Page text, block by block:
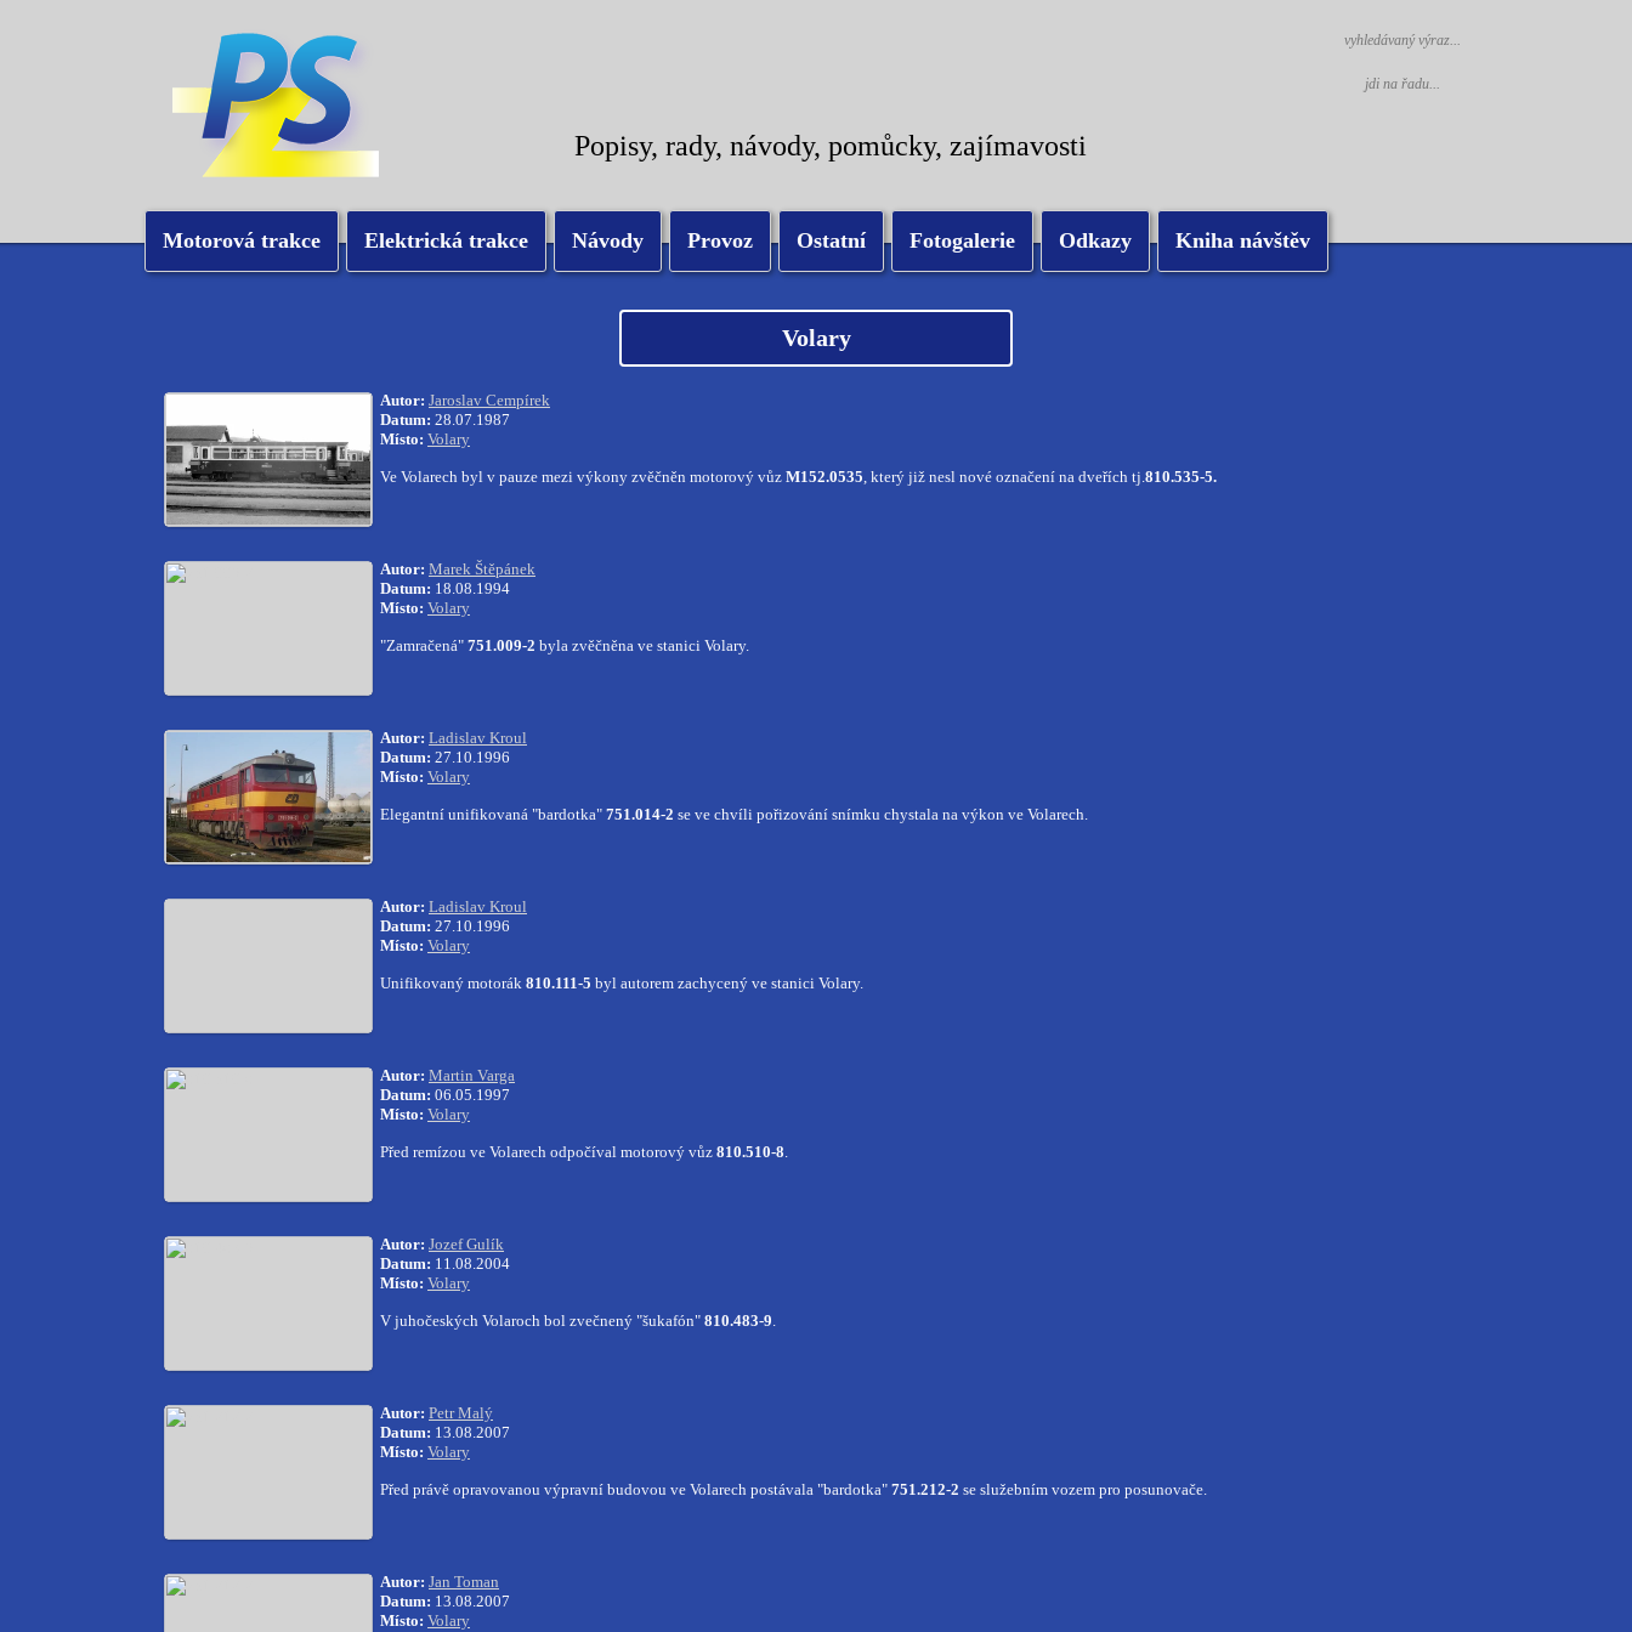
Popisy, rady, návody, pomůcky, zajímavosti
Motorová trakce Elektrická trakce Návody Provoz Ostatní Fotogalerie Odkazy Kniha návštěv
Volary
Autor: Jaroslav Cempírek
Datum: 28.07.1987
Místo: Volary
Ve Volarech byl v pauze mezi výkony zvěčněn motorový vůz M152.0535, který již nesl nové označení na dveřích tj.810.535-5.
Autor: Marek Štěpánek
Datum: 18.08.1994
Místo: Volary
"Zamračená" 751.009-2 byla zvěčněna ve stanici Volary.
Autor: Ladislav Kroul
Datum: 27.10.1996
Místo: Volary
Elegantní unifikovaná "bardotka" 751.014-2 se ve chvíli pořizování snímku chystala na výkon ve Volarech.
Autor: Ladislav Kroul
Datum: 27.10.1996
Místo: Volary
Unifikovaný motorák 810.111-5 byl autorem zachycený ve stanici Volary.
Autor: Martin Varga
Datum: 06.05.1997
Místo: Volary
Před remízou ve Volarech odpočíval motorový vůz 810.510-8.
Autor: Jozef Gulík
Datum: 11.08.2004
Místo: Volary
V juhočeských Volaroch bol zvečnený "šukafón" 810.483-9.
Autor: Petr Malý
Datum: 13.08.2007
Místo: Volary
Před právě opravovanou výpravní budovou ve Volarech postávala "bardotka" 751.212-2 se služebním vozem pro posunovače.
Autor: Jan Toman
Datum: 13.08.2007
Místo: Volary